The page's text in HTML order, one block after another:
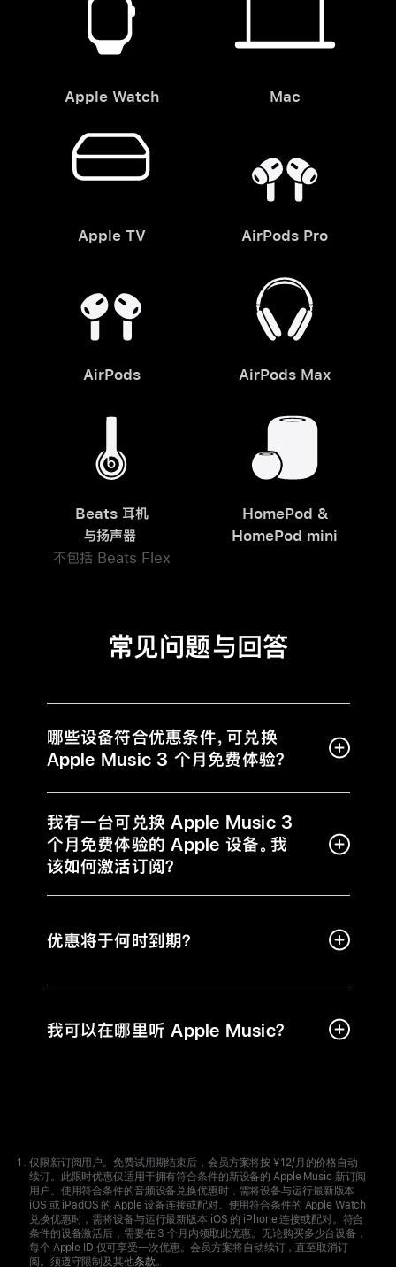
Apple Watch Mac
Apple TV AirPods Pro
AirPods AirPods Max
Beats 耳机
与扬声器
不包括 Beats Flex
HomePod &
HomePod mini
常见问题与回答
哪些设备符合优惠条件，可兑换
Apple Music 3 个月免费体验？
我有一台可兑换 Apple Music 3
个月免费体验的 Apple 设备。我
该如何激活订阅？
优惠将于何时到期？
我可以在哪里听 Apple Music？
Footer
仅限新订阅用户。免费试用期结束后，会员方案将按 ¥12/月的价格自动
续订。此限时优惠仅适用于拥有符合条件的新设备的 Apple Music 新订阅
用户。使用符合条件的音频设备兑换优惠时，需将设备与运行最新版本
iOS 或 iPadOS 的 Apple 设备连接或配对。使用符合条件的 Apple Watch
兑换优惠时，需将设备与运行最新版本 iOS 的 iPhone 连接或配对。符合
条件的设备激活后，需要在 3 个月内领取此优惠。无论购买多少台设备，
每个 Apple ID 仅可享受一次优惠。会员方案将自动续订，直至取消订
阅。须遵守限制及其他条款。